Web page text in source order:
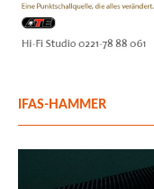
IFAS-HAMMER